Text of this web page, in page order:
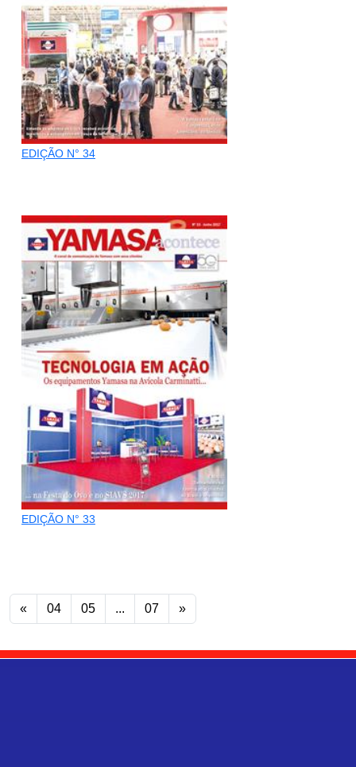
EDIÇÃO N° 34
EDIÇÃO N° 33
« 04 05 ... 07 »